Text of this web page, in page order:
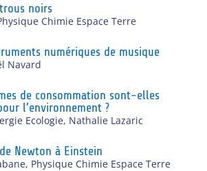
noirs
Chimie Espace Terre
numériques de musique
Navard
de consommation sont-elles
l’environnement ?
Ecologie, Nathalie Lazaric
Newton à Einstein
, Physique Chimie Espace Terre